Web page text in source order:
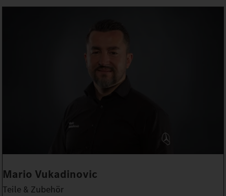
Mario Vukadinovic
Teile & Zubehör